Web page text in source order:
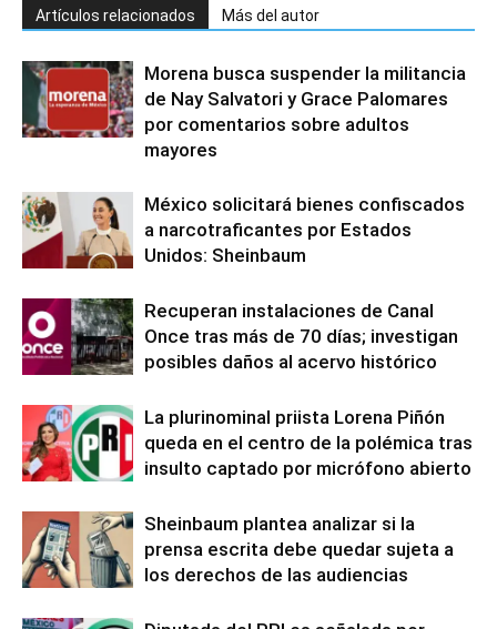
Artículos relacionados Más del autor
Morena busca suspender la militancia
de Nay Salvatori y Grace Palomares
por comentarios sobre adultos
mayores
México solicitará bienes confiscados
a narcotraficantes por Estados
Unidos: Sheinbaum
Recuperan instalaciones de Canal
Once tras más de 70 días; investigan
posibles daños al acervo histórico
La plurinominal priista Lorena Piñón
queda en el centro de la polémica tras
insulto captado por micrófono abierto
Sheinbaum plantea analizar si la
prensa escrita debe quedar sujeta a
los derechos de las audiencias